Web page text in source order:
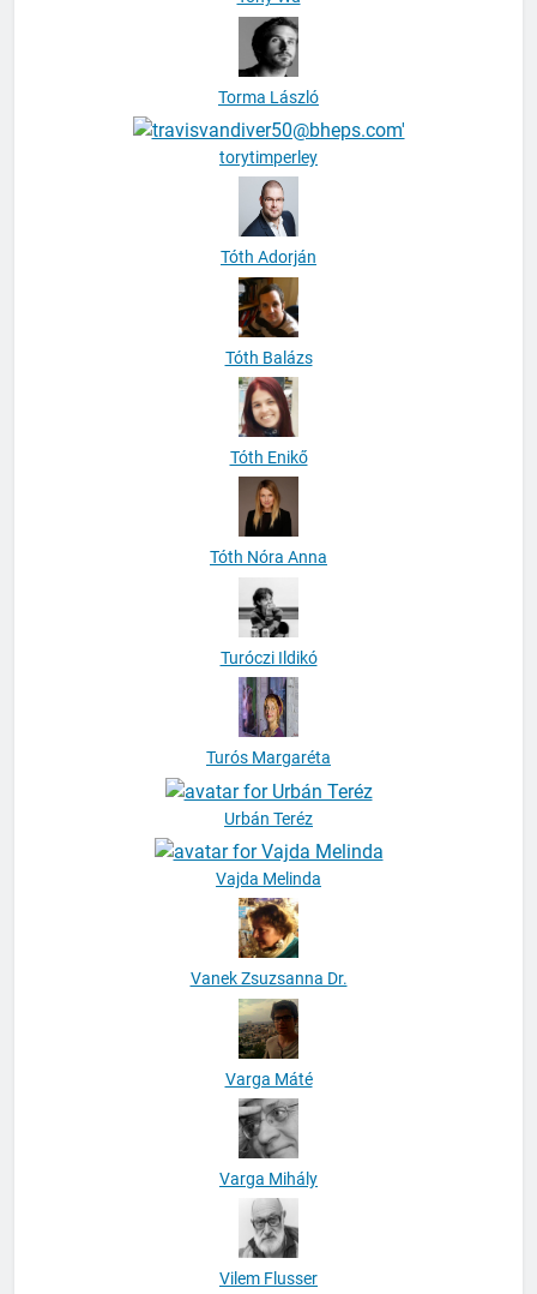
Torma László
torytimperley
Tóth Adorján
Tóth Balázs
Tóth Enikő
Tóth Nóra Anna
Turóczi Ildikó
Turós Margaréta
Urbán Teréz
Vajda Melinda
Vanek Zsuzsanna Dr.
Varga Máté
Varga Mihály
Vilem Flusser